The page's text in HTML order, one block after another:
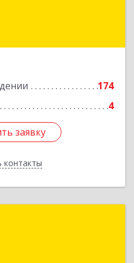
174
4
заявку
контакты
Осетия - Алания Респ,
Подробнее
заявку
Осетия - Алания Респ,